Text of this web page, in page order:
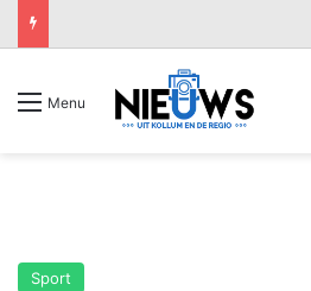
Menu
Sport